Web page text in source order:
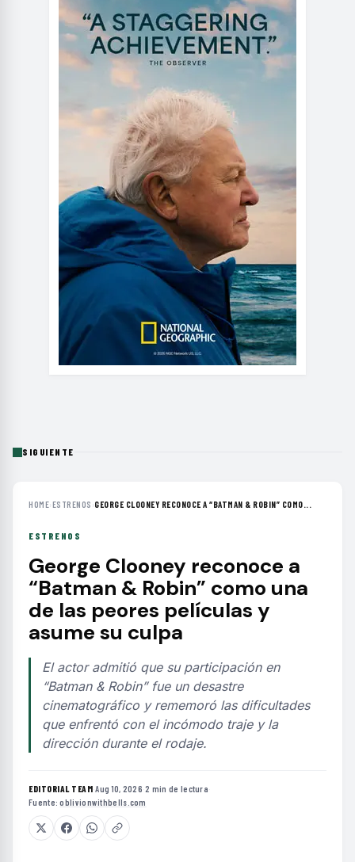
SIGUIENTE
HOME›ESTRENOS ›GEORGE CLOONEY RECONOCE A “BATMAN & ROBIN” COMO...
ESTRENOS
George Clooney reconoce a
“Batman & Robin” como una
de las peores películas y
asume su culpa
El actor admitió que su participación en
“Batman & Robin” fue un desastre
cinematográfico y rememoró las dificultades
que enfrentó con el incómodo traje y la
dirección durante el rodaje.
EDITORIAL TEAM·Aug 10, 2026·2 min de lectura·
Fuente:oblivionwithbells.com